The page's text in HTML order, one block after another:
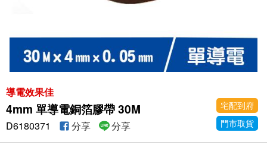
導電效果佳
4mm 單導電銅箔膠帶 30M
宅配到府
門市取貨
D6180371 分享 分享